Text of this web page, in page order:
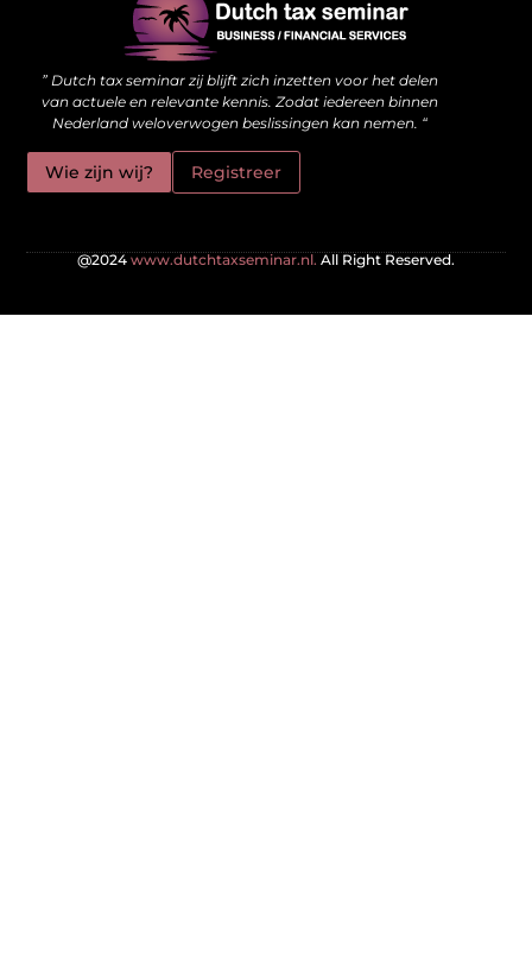
” Dutch tax seminar zij blijft zich inzetten voor het delen
van actuele en relevante kennis. Zodat iedereen binnen
Nederland weloverwogen beslissingen kan nemen. “
Wie zijn wij? Registreer
@2024www.dutchtaxseminar.nl.All Right Reserved.